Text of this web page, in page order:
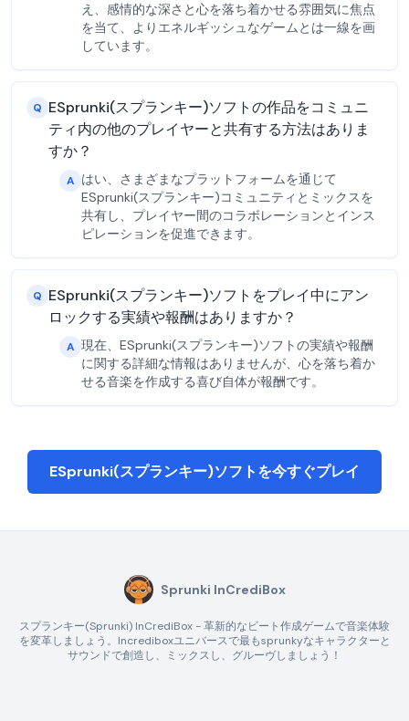
え、感情的な深さと心を落ち着かせる雰囲気に焦点
を当て、よりエネルギッシュなゲームとは一線を画
しています。
Q ESprunki(スプランキー)ソフトの作品をコミュニ
ティ内の他のプレイヤーと共有する方法はありま
すか？
A はい、さまざまなプラットフォームを通じて
ESprunki(スプランキー)コミュニティとミックスを
共有し、プレイヤー間のコラボレーションとインス
ピレーションを促進できます。
Q ESprunki(スプランキー)ソフトをプレイ中にアン
ロックする実績や報酬はありますか？
A 現在、ESprunki(スプランキー)ソフトの実績や報酬
に関する詳細な情報はありませんが、心を落ち着か
せる音楽を作成する喜び自体が報酬です。
ESprunki(スプランキー)ソフトを今すぐプレイ
Sprunki InCrediBox
スプランキー(Sprunki) InCrediBox - 革新的なビート作成ゲームで音楽体験
を変革しましょう。Incrediboxユニバースで最もsprunkyなキャラクターと
サウンドで創造し、ミックスし、グルーヴしましょう！